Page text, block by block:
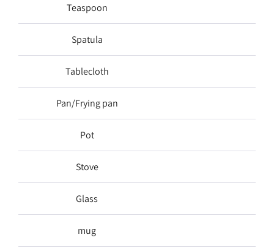
Teaspoon
Spatula
Tablecloth
Pan/Frying pan
Pot
Stove
Glass
mug